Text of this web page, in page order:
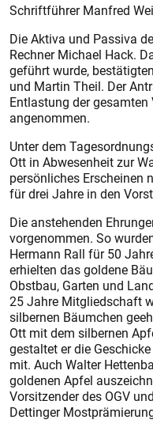
Schriftführer Manfred
Die Aktiva und Passiva
Rechner Michael Hack.
geführt wurde,
und Martin Theil. Der
Entlastung der
angenommen.
Unter dem
Ott in Abwesenheit zur
persönliches Erscheinen
für drei Jahre in den
Die anstehenden
vorgenommen. So
Hermann Rall für 50
erhielten das goldene
Obstbau, Garten und
25 Jahre Mitgliedschaft
silbernen Bäumchen
Ott mit dem silbernen
gestaltet er die
mit. Auch Walter
goldenen Apfel
Vorsitzender des OGV
Dettinger